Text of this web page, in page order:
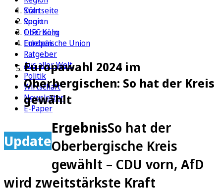
Köln
Sport
1. FC Köln
Erleben
Ratgeber
Aus aller Welt
Politik
Wirtschaft
Newsletter
E-Paper
Startseite
Region
Oberberg
Europäische Union
Europawahl 2024 im
Oberbergischen: So hat der Kreis
gewählt
Update
ErgebnisSo hat der
Oberbergische Kreis
gewählt – CDU vorn, AfD
wird zweitstärkste Kraft